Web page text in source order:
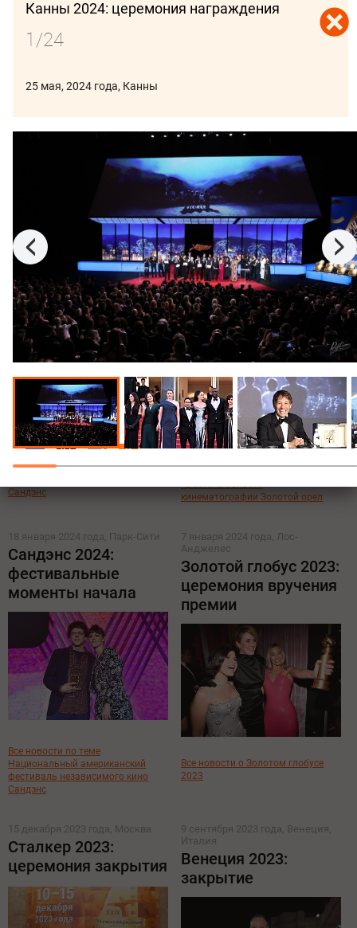
ПОДПИСАТЬСЯ
ВЕНЕЦИЯ 2026 СПБМКФ 2026
ПИТЧИНГИ
КИНОБИЗНЕС
26 января 2024 года, Парк-Сити
Сандэнс 2024:
фестивальная жизнь
Национальный американский
Сандэнс
26 января 2024 года, Москва
Золотой орел 2023:
фотохроника
церемонии
премии в области
кинематографии Золотой орел
18 января 2024 года, Парк-Сити
Сандэнс 2024:
фестивальные
моменты начала
Все новости по теме
Национальный американский
фестиваль независимого кино
Сандэнс
7 января 2024 года, Лос-
Анджелес
Золотой глобус 2023:
церемония вручения
премии
Все новости о Золотом глобусе
2023
15 декабря 2023 года, Москва
Сталкер 2023:
церемония закрытия
9 сентября 2023 года, Венеция,
Италия
Венеция 2023:
закрытие
Канны 2024: церемония награждения
1/24
25 мая, 2024 года, Канны
Поделиться: